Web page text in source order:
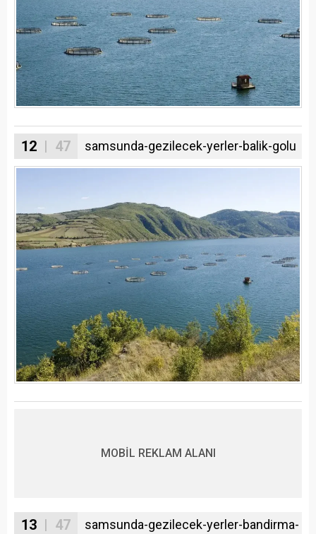
12 | 47 samsunda-gezilecek-yerler-balik-golu
MOBİL REKLAM ALANI
13 | 47
samsunda-gezilecek-yerler-bandirma-